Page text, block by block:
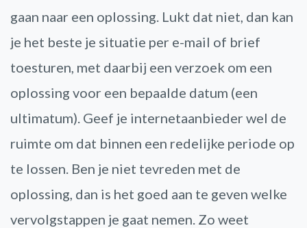
gaan naar een oplossing. Lukt dat niet, dan kan
je het beste je situatie per e-mail of brief
toesturen, met daarbij een verzoek om een
oplossing voor een bepaalde datum (een
ultimatum). Geef je internetaanbieder wel de
ruimte om dat binnen een redelijke periode op
te lossen. Ben je niet tevreden met de
oplossing, dan is het goed aan te geven welke
vervolgstappen je gaat nemen. Zo weet